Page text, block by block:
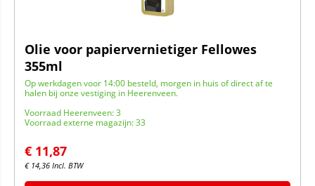
Olie voor papiervernietiger Fellowes
355ml
Op werkdagen voor 14:00 besteld, morgen in huis of direct af te
halen bij onze vestiging in Heerenveen.
Voorraad Heerenveen: 3
Voorraad externe magazijn: 33
€ 11,87
€ 14,36 Incl. BTW